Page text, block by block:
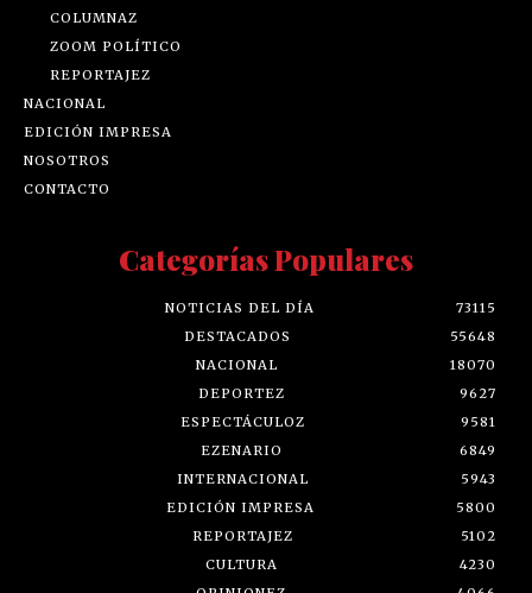
COLUMNAZ
ZOOM POLÍTICO
REPORTAJEZ
NACIONAL
EDICIÓN IMPRESA
NOSOTROS
CONTACTO
Categorías Populares
NOTICIAS DEL DÍA
73115
DESTACADOS
55648
NACIONAL
18070
DEPORTEZ
9627
ESPECTÁCULOZ
9581
EZENARIO
6849
INTERNACIONAL
5943
EDICIÓN IMPRESA
5800
REPORTAJEZ
5102
CULTURA
4230